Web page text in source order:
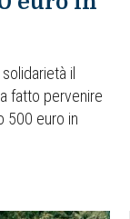
il
fatto pervenire
500 euro in